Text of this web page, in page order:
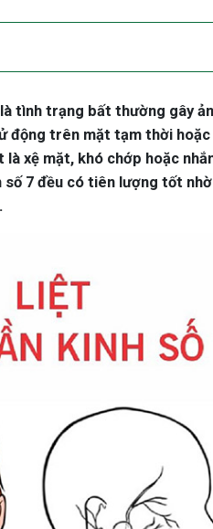
tình trạng bất thường gây
động trên mặt tạm thời
xệ mặt, khó chớp hoặc
7 đều có tiên lượng tốt